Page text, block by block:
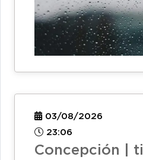
03/08/2026
23:06
Concepción |